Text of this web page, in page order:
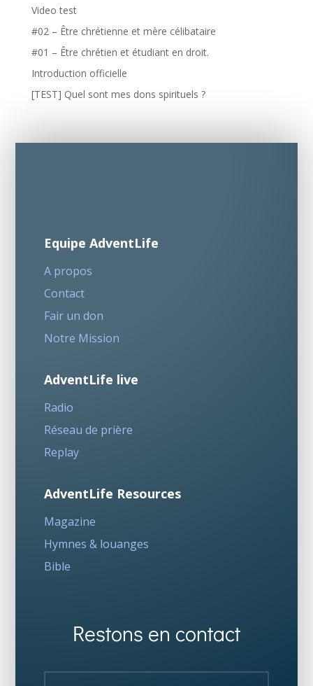
Video test
#02 – Être chrétienne et mère célibataire
#01 – Être chrétien et étudiant en droit.
Introduction officielle
[TEST] Quel sont mes dons spirituels ?
Equipe AdventLife
A propos
Contact
Fair un don
Notre Mission
AdventLife live
Radio
Réseau de prière
Replay
AdventLife Resources
Magazine
Hymnes & louanges
Bible
Restons en contact